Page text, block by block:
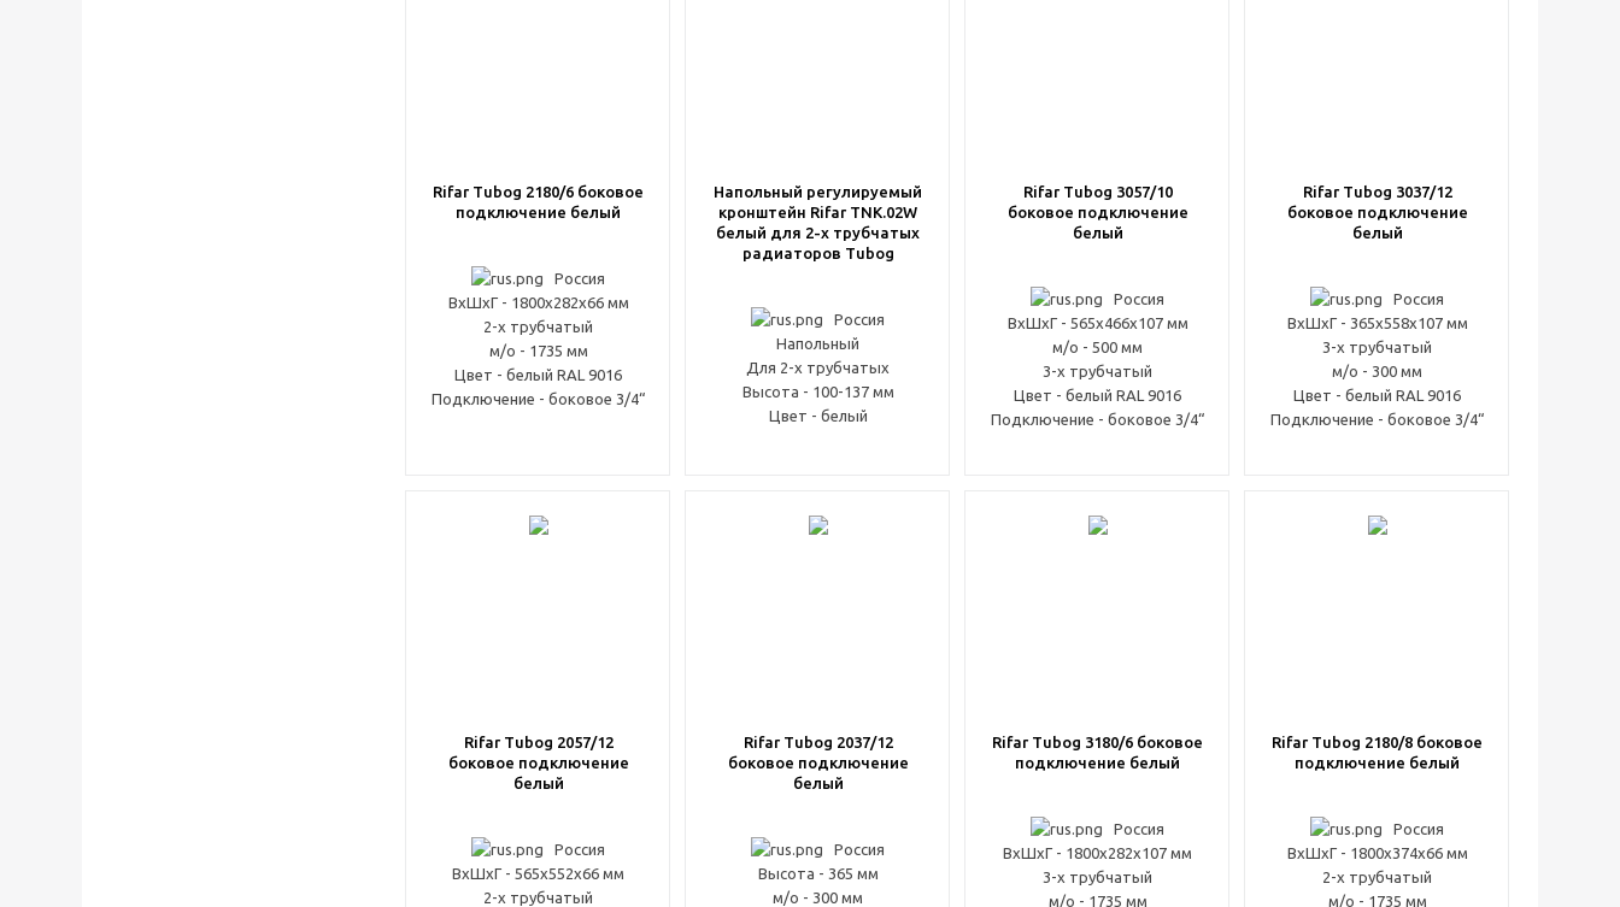
Rifar Tubog 2180/6 боковое
подключение белый
Россия
ВxШxГ - 1800x282x66 мм
2-х трубчатый
м/о - 1735 мм
Цвет - белый RAL 9016
Подключение - боковое 3/4“
Напольный регулируемый
кронштейн Rifar TNK.02W
белый для 2-х трубчатых
радиаторов Tubog
Россия
Напольный
Для 2-х трубчатых
Высота - 100-137 мм
Цвет - белый
Rifar Tubog 3057/10
боковое подключение
белый
Россия
ВxШxГ - 565x466x107 мм
м/о - 500 мм
3-х трубчатый
Цвет - белый RAL 9016
Подключение - боковое 3/4“
Rifar Tubog 3037/12
боковое подключение
белый
Россия
ВxШxГ - 365x558x107 мм
3-х трубчатый
м/о - 300 мм
Цвет - белый RAL 9016
Подключение - боковое 3/4“
Rifar Tubog 2057/12
боковое подключение
белый
Россия
ВxШxГ - 565x552x66 мм
2-х трубчатый
Rifar Tubog 2037/12
боковое подключение
белый
Россия
Высота - 365 мм
м/о - 300 мм
Rifar Tubog 3180/6 боковое
подключение белый
Россия
ВxШxГ - 1800x282x107 мм
3-х трубчатый
м/о - 1735 мм
Rifar Tubog 2180/8 боковое
подключение белый
Россия
ВxШxГ - 1800x374x66 мм
2-х трубчатый
м/о - 1735 мм